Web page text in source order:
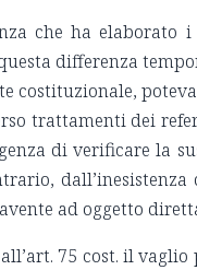
che ha elaborato
differenza
costituzionale,
trattamenti dei
di verificare la
ad oggetto
75 cost. il